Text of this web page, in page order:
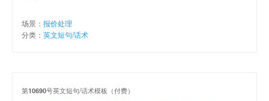
场景： 报价处理
分类： 英文短句/话术
第10690号英文短句/话术模板（付费）